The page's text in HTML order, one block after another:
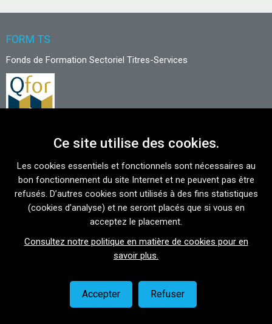
FORM TS
Fonds de Formation Sectoriel Titres-Services
NOUS CONTACTER
Avenue du Port 86 C bte 302
1000 Bruxelles
02 421 15 89
SUIVEZ NOUS
Politique de confidentialité
Ce site utilise des cookies.
Les cookies essentiels et fonctionnels sont nécessaires au
bon fonctionnement du site Internet et ne peuvent pas être
refusés. D’autres cookies sont utilisés à des fins statistiques
(cookies d’analyse) et ne seront placés que si vous en
acceptez le placement.
Consultez notre politique en matière de cookies pour en
savoir plus.
Accepter Refuser